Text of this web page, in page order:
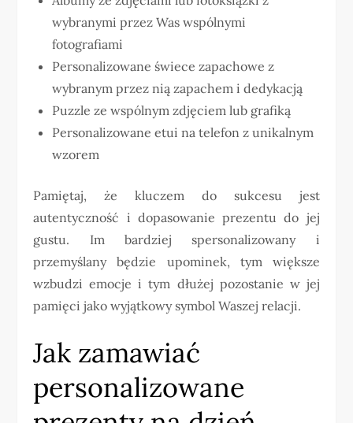
wybranymi przez Was wspólnymi
fotografiami
Personalizowane świece zapachowe z
wybranym przez nią zapachem i dedykacją
Puzzle ze wspólnym zdjęciem lub grafiką
Personalizowane etui na telefon z unikalnym
wzorem
Pamiętaj, że kluczem do sukcesu jest
autentyczność i dopasowanie prezentu do jej
gustu. Im bardziej spersonalizowany i
przemyślany będzie upominek, tym większe
wzbudzi emocje i tym dłużej pozostanie w jej
pamięci jako wyjątkowy symbol Waszej relacji.
Jak zamawiać
personalizowane